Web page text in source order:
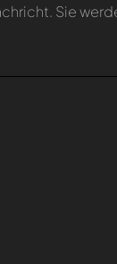
Sie